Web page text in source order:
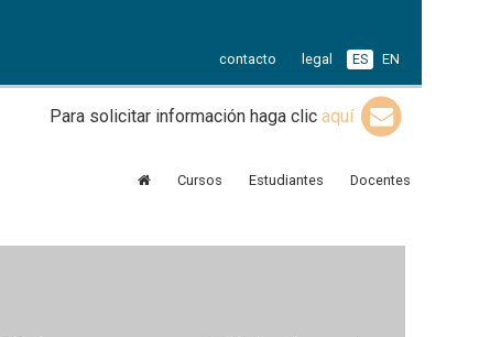
contacto legal ES EN
Para solicitar información haga clicaquí
Cursos Estudiantes Docentes